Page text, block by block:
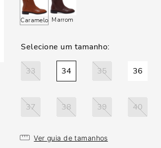
Caramelo Marrom
33 34 35 36
37 38 39 40
Ver guia de tamanhos